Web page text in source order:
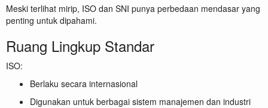
Meski terlihat mirip, ISO dan SNI punya perbedaan mendasar yang
penting untuk dipahami.
Ruang Lingkup Standar
ISO:
Berlaku secara internasional
Digunakan untuk berbagai sistem manajemen dan industri